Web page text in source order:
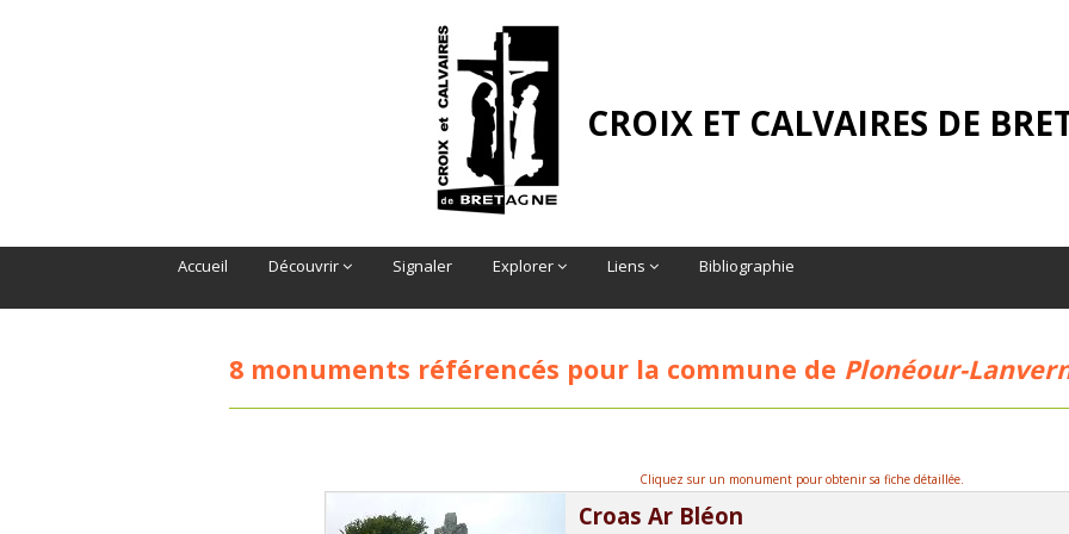
CROIX ET CALVAIRES DE
Accueil Découvrir Signaler Explorer Liens Bibliographie
8 monuments référencés pour la commune de Plonéour-
Cliquez sur un monument pour obtenir sa fiche détaillée.
Croas Ar Bléon